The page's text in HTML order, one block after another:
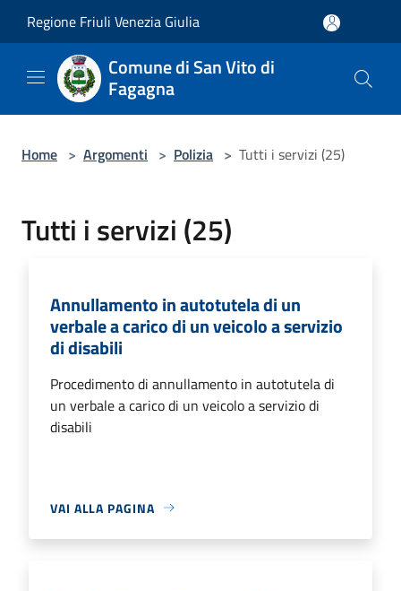
Regione Friuli Venezia Giulia
Comune di San Vito di
Fagagna
Home > Argomenti > Polizia > Tutti i servizi (25)
Tutti i servizi (25)
Annullamento in autotutela di un
verbale a carico di un veicolo a servizio
di disabili
Procedimento di annullamento in autotutela di
un verbale a carico di un veicolo a servizio di
disabili
VAI ALLA PAGINA